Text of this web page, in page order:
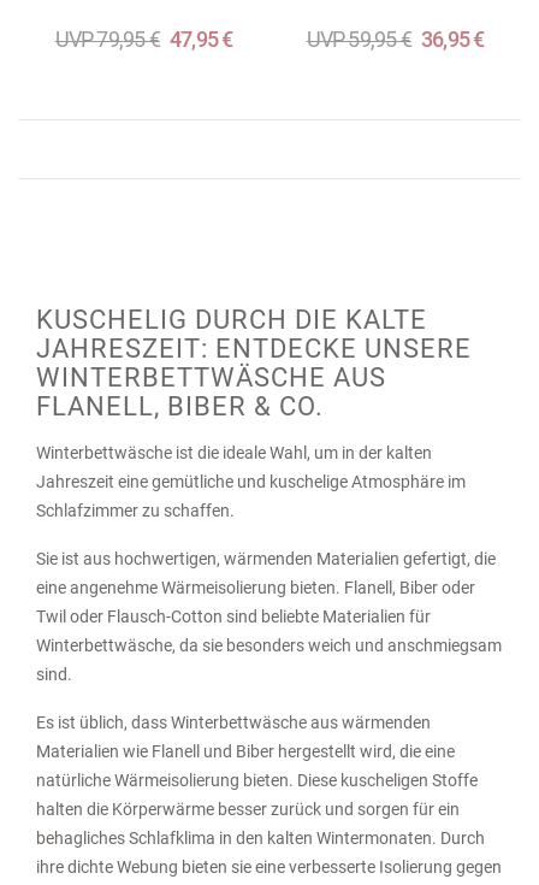
UVP 79,95 € 47,95 € UVP 59,95 € 36,95 €
KUSCHELIG DURCH DIE KALTE
JAHRESZEIT: ENTDECKE UNSERE
WINTERBETTWÄSCHE AUS
FLANELL, BIBER & CO.
Winterbettwäsche ist die ideale Wahl, um in der kalten
Jahreszeit eine gemütliche und kuschelige Atmosphäre im
Schlafzimmer zu schaffen.
Sie ist aus hochwertigen, wärmenden Materialien gefertigt, die
eine angenehme Wärmeisolierung bieten. Flanell, Biber oder
Twil oder Flausch-Cotton sind beliebte Materialien für
Winterbettwäsche, da sie besonders weich und anschmiegsam
sind.
Es ist üblich, dass Winterbettwäsche aus wärmenden
Materialien wie Flanell und Biber hergestellt wird, die eine
natürliche Wärmeisolierung bieten. Diese kuscheligen Stoffe
halten die Körperwärme besser zurück und sorgen für ein
behagliches Schlafklima in den kalten Wintermonaten. Durch
ihre dichte Webung bieten sie eine verbesserte Isolierung gegen